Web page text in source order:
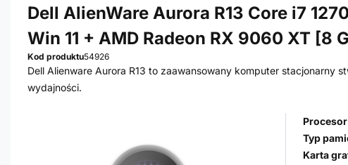
Dell AlienWare Aurora R13 Core i7
Win 11 + AMD Radeon RX 9060 XT [8
Kod produktu54926
Dell Alienware Aurora R13 to zaawansowany komputer stacjonarny
wydajności.
Typ
Karta